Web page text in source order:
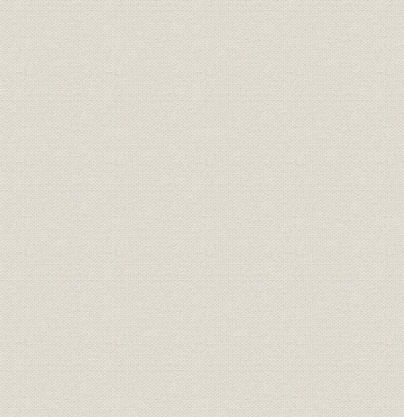
(4) 定年退職制度および退職金
(5) 社員表彰
3. 教育
(1) 技能訓練生教育
(2) 技術員養成教育
(3) 階層別教育と職能専門教育
4. 福利厚生
(1) 貸金制度
(2) 預金制度
(3) 財形貯蓄制度
(4) 慶弔・療養見舞金